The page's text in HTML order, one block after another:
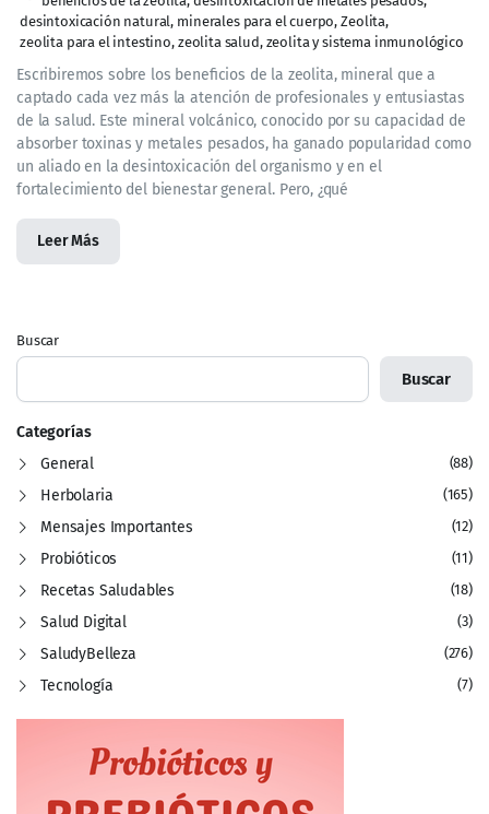
desintoxicación natural, minerales para el cuerpo, Zeolita,
zeolita para el intestino, zeolita salud, zeolita y sistema inmunológico
Escribiremos sobre los beneficios de la zeolita, mineral que a
captado cada vez más la atención de profesionales y entusiastas
de la salud. Este mineral volcánico, conocido por su capacidad de
absorber toxinas y metales pesados, ha ganado popularidad como
un aliado en la desintoxicación del organismo y en el
fortalecimiento del bienestar general. Pero, ¿qué
Leer Más
Buscar
Buscar
Categorías
General
(88)
Herbolaria (165)
Mensajes Importantes (12)
Probióticos (11)
Recetas Saludables (18)
Salud Digital (3)
SaludyBelleza (276)
Tecnología (7)